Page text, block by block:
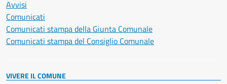
Avvisi
Comunicati
Comunicati stampa della Giunta Comunale
Comunicati stampa del Consiglio Comunale
VIVERE IL COMUNE